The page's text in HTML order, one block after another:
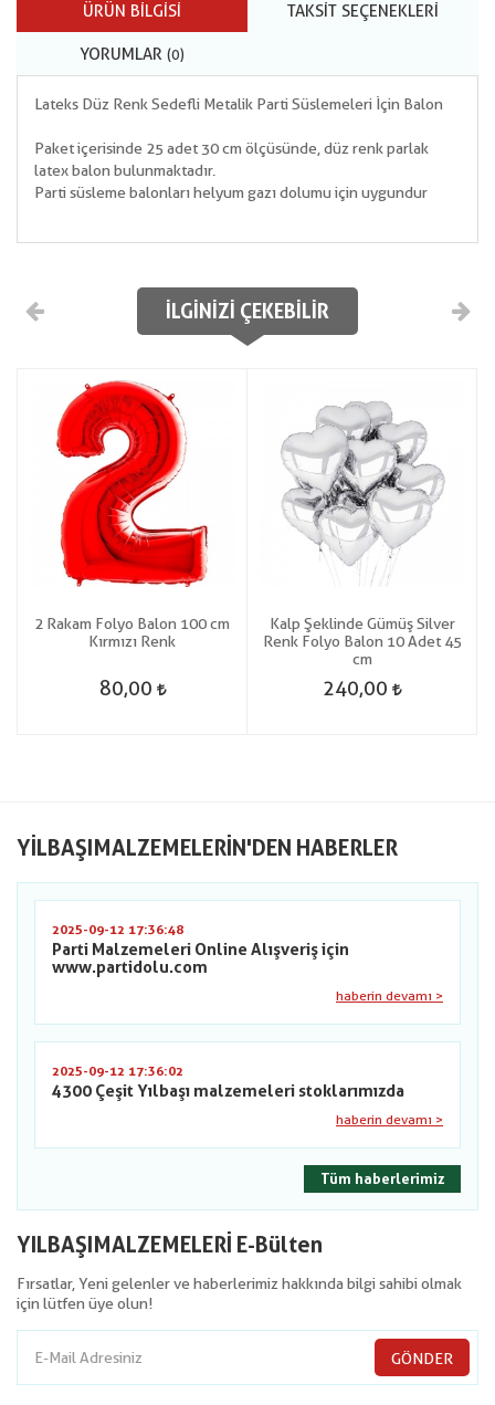
ÜRÜN BILGISI TAKSIT SEÇENEKLERI
YORUMLAR (0)
Lateks Düz Renk Sedefli Metalik Parti Süslemeleri İçin Balon
Paket içerisinde 25 adet 30 cm ölçüsünde, düz renk parlak
latex balon bulunmaktadır.
Parti süsleme balonları helyum gazı dolumu için uygundur
İLGINIZI ÇEKEBILIR
2 Rakam Folyo Balon 100 cm
Kırmızı Renk
80,00
Kalp Şeklinde Gümüş Silver
Renk Folyo Balon 10 Adet 45
cm
240,00
YILBAŞIMALZEMELERIN'DEN HABERLER
2025-09-12 17:36:48
Parti Malzemeleri Online Alışveriş için
www.partidolu.com
haberin devamı >
2025-09-12 17:36:02
4300 Çeşit Yılbaşı malzemeleri stoklarımızda
haberin devamı >
Tüm haberlerimiz
YILBAŞIMALZEMELERİ E-Bülten
Fırsatlar, Yeni gelenler ve haberlerimiz hakkında bilgi sahibi olmak
için lütfen üye olun!
GÖNDER